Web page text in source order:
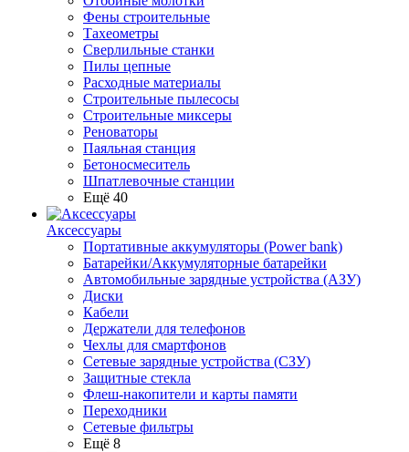
Фены строительные
Тахеометры
Сверлильные станки
Пилы цепные
Расходные материалы
Строительные пылесосы
Строительные миксеры
Реноваторы
Паяльная станция
Бетоносмеситель
Шпатлевочные станции
Ещё 40
Аксессуары
Портативные аккумуляторы (Power bank)
Батарейки/Аккумуляторные батарейки
Автомобильные зарядные устройства (АЗУ)
Диски
Кабели
Держатели для телефонов
Чехлы для смартфонов
Сетевые зарядные устройства (СЗУ)
Защитные стекла
Флеш-накопители и карты памяти
Переходники
Сетевые фильтры
Ещё 8